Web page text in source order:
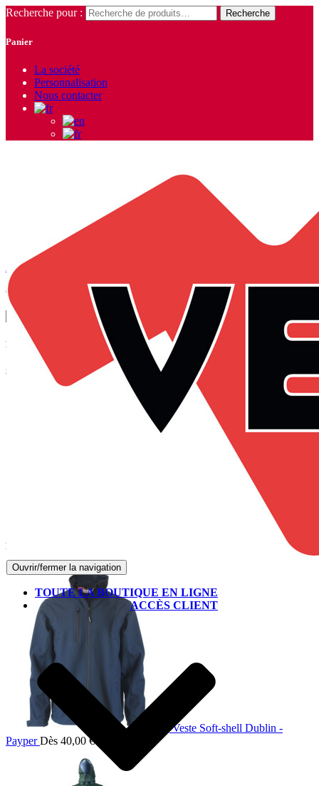
Recherche pour : Recherche
Panier
La société
Personnalisation
Nous contacter
Ouvrir/fermer la navigation
TOUTE LA BOUTIQUE EN LIGNE
ACCÈS CLIENT
Sous-vêtements
Accueil
6 résultats affichés
Panier
Suivez-nous sur Facebook
Produits les mieux notés
Veste Soft-shell Dublin -
Payper Dès 40,00€HT